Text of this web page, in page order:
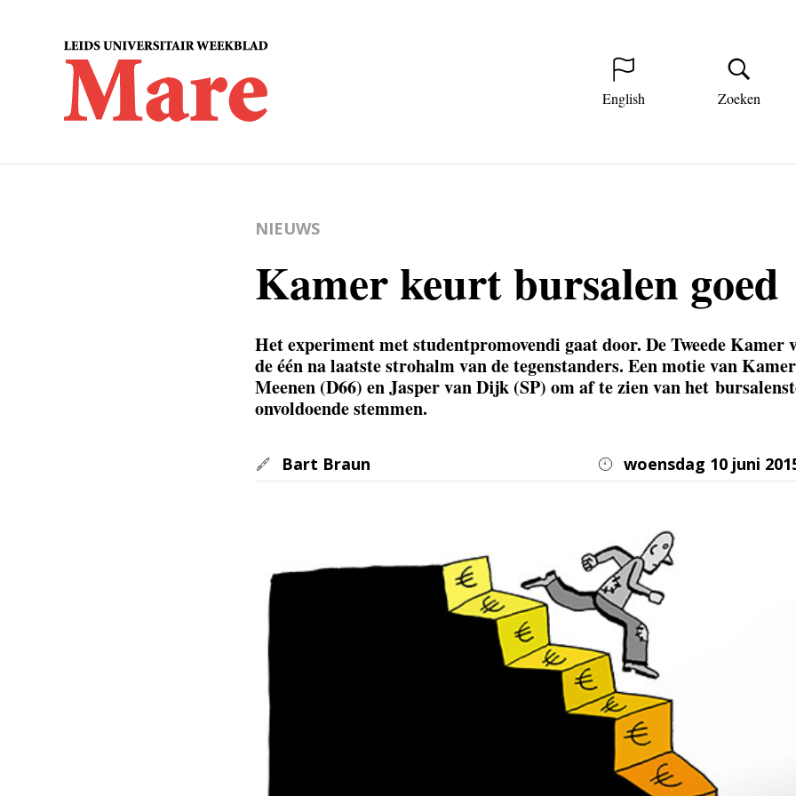
English Zoeken
NIEUWS
Kamer keurt bursalen goed
Het experiment met studentpromovendi gaat door. De Tweede Kamer
de één na laatste strohalm van de tegenstanders. Een motie van
Meenen (D66) en Jasper van Dijk (SP) om af te zien van het
onvoldoende stemmen.
Bart Braun woensdag 10 juni